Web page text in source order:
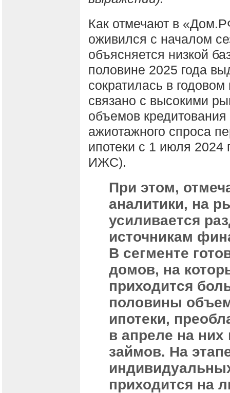
Как отмечают в
оживился с началом
объясняется низкой
половине 2025 года
сократилась в
связано с высокими
объемов
ажиотажного спроса
ипотеки с 1 июля 2024
ИЖС).
При этом,
аналитики, на
усиливается
источникам
В сегменте
домов, на
приходится
половины
ипотеки,
в апреле на
займов. На
приходится на